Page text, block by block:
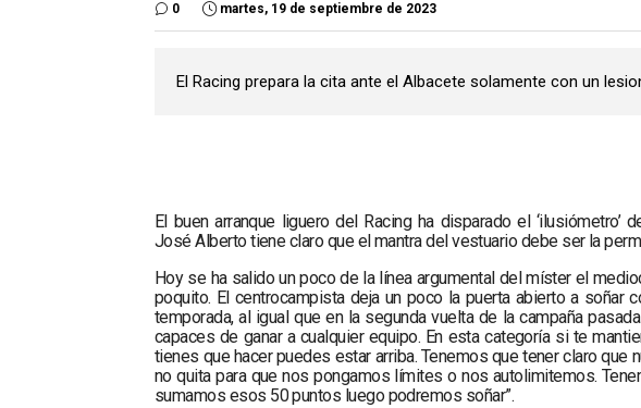
0 martes, 19 de septiembre de 2023
El Racing prepara la cita ante el Albacete solamente con un
El buen arranque liguero del Racing ha disparado el ‘ilusiómetro’
José Alberto tiene claro que el mantra del vestuario debe ser la
Hoy se ha salido un poco de la línea argumental del míster el
poquito. El centrocampista deja un poco la puerta abierto a soñar
temporada, al igual que en la segunda vuelta de la campaña
capaces de ganar a cualquier equipo. En esta categoría si te
tienes que hacer puedes estar arriba. Tenemos que tener claro
no quita para que nos pongamos límites o nos autolimitemos.
sumamos esos 50 puntos luego podremos soñar”.